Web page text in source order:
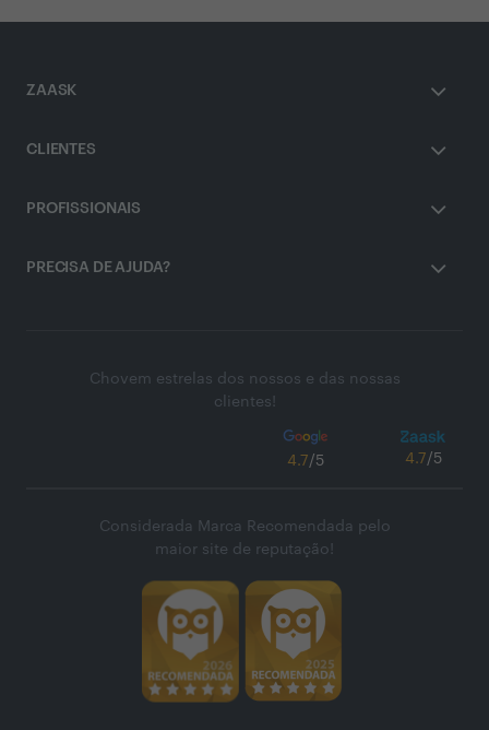
ZAASK
CLIENTES
PROFISSIONAIS
PRECISA DE AJUDA?
Chovem estrelas dos nossos e das nossas
clientes!
4.7/5 4.7/5
Considerada Marca Recomendada pelo
maior site de reputação!